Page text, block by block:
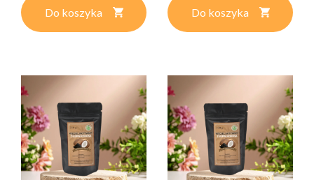
Do koszyka Do koszyka